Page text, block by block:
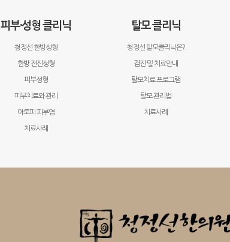
피부·성형 클리닉
청정선 한방성형
한방 전신성형
피부성형
피부치료와 관리
아토피 피부염
치료사례
탈모 클리닉
청정선 탈모클리닉은?
검진 및 치료안내
탈모치료 프로그램
탈모 관리법
치료사례